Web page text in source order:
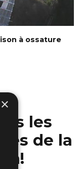
à ossature
les
de la
×